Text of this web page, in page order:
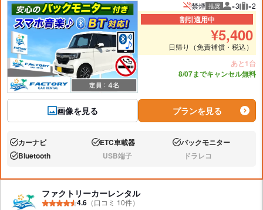
画像を見る
禁煙 推奨 推奨人数
×3 推奨
×2
割引適用中
¥5,400
日帰り（免責補償・税込）
あと1台
8/07までキャンセル無料
プランを見る
あり:カーナビ あり:ETC車載器 あり:バックモニター
あり:Bluetooth なし:USB端子 なし:ドラレコ
ファクトリーカーレンタル
4.6 （口コミ 10件）